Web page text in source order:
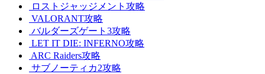
ロストジャッジメント攻略
VALORANT攻略
バルダーズゲート3攻略
LET IT DIE: INFERNO攻略
ARC Raiders攻略
サブノーティカ2攻略